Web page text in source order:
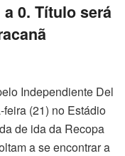
0. Título será
Independiente Del
(21) no Estádio
de ida da Recopa
a se encontrar a